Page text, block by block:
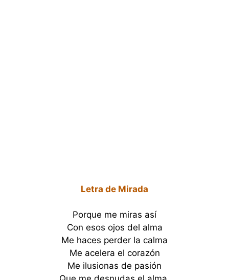
Letra de Mirada
Porque me miras así
Con esos ojos del alma
Me haces perder la calma
Me acelera el corazón
Me ilusionas de pasión